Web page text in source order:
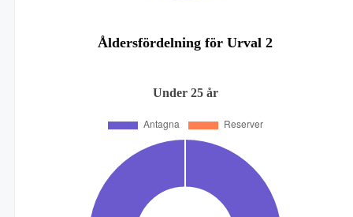
Åldersfördelning för Urval 2
Under 25 år